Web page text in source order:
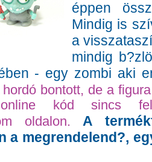
éppen
Mindig is
a
mindig
- egy zombi aki
bontott, de a
kód sincs
oldalon.
A
a megrendelend?,